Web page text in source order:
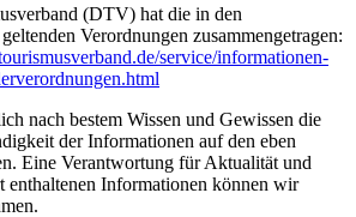
(DTV) hat die in den
Verordnungen zusammengetragen:
­service/­informationen-
nach bestem Wissen und Gewissen die
der Informationen auf den eben
Eine Verantwortung für Aktualität und
enthaltenen Informationen können wir